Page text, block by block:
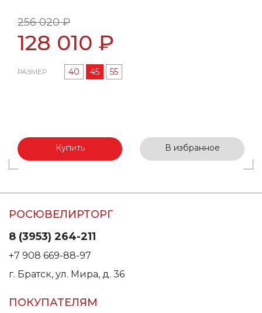
256 020 ₽
128 010 ₽
РАЗМЕР 40 45 55
Купить В избранное
РОСЮВЕЛИРТОРГ
8 (3953) 264-211
+7 908 669-88-97
г. Братск, ул. Мира, д. 36
ПОКУПАТЕЛЯМ